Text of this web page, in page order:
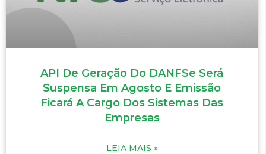
API De Geração Do DANFSe Será
Suspensa Em Agosto E Emissão
Ficará A Cargo Dos Sistemas Das
Empresas
LEIA MAIS »